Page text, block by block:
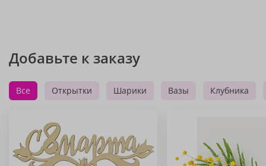
Добавьте к заказу
Все Открытки Шарики Вазы Клубника